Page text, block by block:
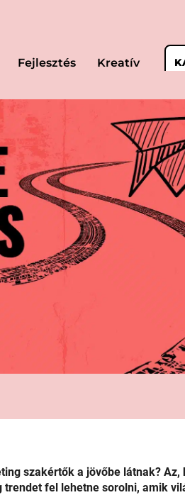
Fejlesztés Kreatív
szakértők a jövőbe látnak? Az,
fel lehetne sorolni, amik